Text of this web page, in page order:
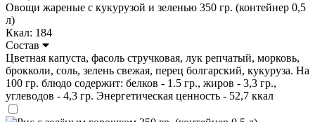
Овощи жареные с кукурузой и зеленью 350 гр. (контейнер 0,5
л)
Ккал: 184
Состав
Цветная капуста, фасоль стручковая, лук репчатый, морковь,
брокколи, соль, зелень свежая, перец болгарский, кукуруза. На
100 гр. блюдо содержит: белков - 1.5 гр., жиров - 3,3 гр.,
углеводов - 4,3 гр. Энергетическая ценность - 52,7 ккал